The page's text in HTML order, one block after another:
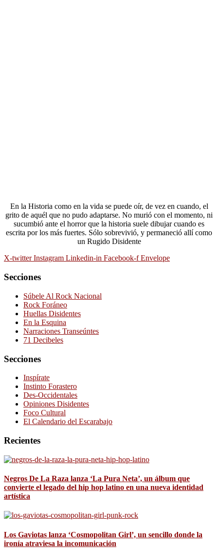
En la Historia como en la vida se puede oír, de vez en cuando, el
grito de aquél que no pudo adaptarse. No murió con el momento, ni
sucumbió ante el horror que la historia suele dibujar cuando es
escrita por los más fuertes. Sólo sobrevivió, y permaneció allí como
un Rugido Disidente
X-twitter Instagram Linkedin-in Facebook-f Envelope
Secciones
Súbele Al Rock Nacional
Rock Foráneo
Huellas Disidentes
En la Esquina
Narraciones Transeúntes
71 Decibeles
Secciones
Inspírate
Instinto Forastero
Des-Occidentales
Opiniones Disidentes
Foco Cultural
El Calendario del Escarabajo
Recientes
Negros De La Raza lanza ‘La Pura Neta’, un álbum que
convierte el legado del hip hop latino en una nueva identidad
artística
Los Gaviotas lanza ‘Cosmopolitan Girl’, un sencillo donde la
ironía atraviesa la incomunicación